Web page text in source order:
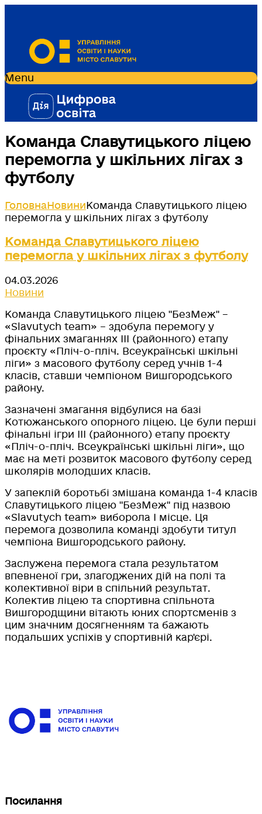
Menu
Команда Славутицького ліцею
перемогла у шкільних лігах з
футболу
ГоловнаНовиниКоманда Славутицького ліцею
перемогла у шкільних лігах з футболу
Команда Славутицького ліцею
перемогла у шкільних лігах з футболу
04.03.2026
Новини
Команда Славутицького ліцею "БезМеж" –
«Slavutych team» – здобула перемогу у
фінальних змаганнях ІІІ (районного) етапу
проєкту «Пліч-о-пліч. Всеукраїнські шкільні
ліги» з масового футболу серед учнів 1-4
класів, ставши чемпіоном Вишгородського
району.
Зазначені змагання відбулися на базі
Котюжанського опорного ліцею. Це були перші
фінальні ігри ІІІ (районного) етапу проєкту
«Пліч-о-пліч. Всеукраїнські шкільні ліги», що
має на меті розвиток масового футболу серед
школярів молодших класів.
У запеклій боротьбі змішана команда 1-4 класів
Славутицького ліцею "БезМеж" під назвою
«Slavutych team» виборола І місце. Ця
перемога дозволила команді здобути титул
чемпіона Вишгородського району.
Заслужена перемога стала результатом
впевненої гри, злагоджених дій на полі та
колективної віри в спільний результат.
Колектив ліцею та спортивна спільнота
Вишгородщини вітають юних спортсменів з
цим значним досягненням та бажають
подальших успіхів у спортивній кар'єрі.
Посилання